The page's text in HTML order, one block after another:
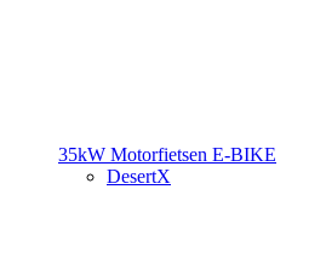
35kW Motorfietsen E-BIKE
DesertX